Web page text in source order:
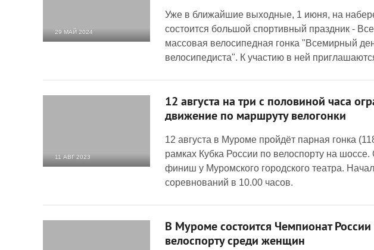
29 МАЙ 2024
Уже в ближайшие выходные, 1 июня, на
состоится большой спортивный праздник -
массовая велосипедная гонка "Всемирный
велосипедиста". К участию в ней
11 АВГ 2023
12 августа на три с половиной часа
движение по маршруту велогонки
12 августа в Муроме пройдёт парная гонка
рамках Кубка России по велоспорту на шоссе.
финиш у Муромского городского театра.
соревнований в 10.00 часов.
В Муроме состоится Чемпионат России
велоспорту среди женщин